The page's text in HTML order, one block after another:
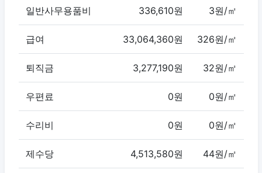
일반사무용품비 336,610원 3원/㎡
급여 33,064,360원 326원/㎡
퇴직금 3,277,190원 32원/㎡
우편료 0원 0원/㎡
수리비 0원 0원/㎡
제수당 4,513,580원 44원/㎡